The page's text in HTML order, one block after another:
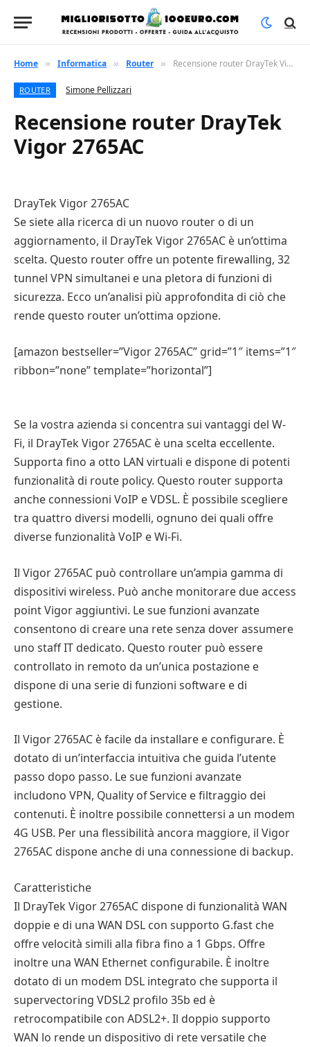
Home » Informatica » Router » Recensione router DrayTek Vigor 2765AC
ROUTER Simone Pellizzari
Recensione router DrayTek
Vigor 2765AC
DrayTek Vigor 2765AC
Se siete alla ricerca di un nuovo router o di un
aggiornamento, il DrayTek Vigor 2765AC è un’ottima
scelta. Questo router offre un potente firewalling, 32
tunnel VPN simultanei e una pletora di funzioni di
sicurezza. Ecco un’analisi più approfondita di ciò che
rende questo router un’ottima opzione.
[amazon bestseller=”Vigor 2765AC” grid=”1″ items=”1″
ribbon=”none” template=”horizontal”]
Se la vostra azienda si concentra sui vantaggi del W-
Fi, il DrayTek Vigor 2765AC è una scelta eccellente.
Supporta fino a otto LAN virtuali e dispone di potenti
funzionalità di route policy. Questo router supporta
anche connessioni VoIP e VDSL. È possibile scegliere
tra quattro diversi modelli, ognuno dei quali offre
diverse funzionalità VoIP e Wi-Fi.
Il Vigor 2765AC può controllare un’ampia gamma di
dispositivi wireless. Può anche monitorare due access
point Vigor aggiuntivi. Le sue funzioni avanzate
consentono di creare una rete senza dover assumere
uno staff IT dedicato. Questo router può essere
controllato in remoto da un’unica postazione e
dispone di una serie di funzioni software e di
gestione.
Il Vigor 2765AC è facile da installare e configurare. È
dotato di un’interfaccia intuitiva che guida l’utente
passo dopo passo. Le sue funzioni avanzate
includono VPN, Quality of Service e filtraggio dei
contenuti. È inoltre possibile connettersi a un modem
4G USB. Per una flessibilità ancora maggiore, il Vigor
2765AC dispone anche di una connessione di backup.
Caratteristiche
Il DrayTek Vigor 2765AC dispone di funzionalità WAN
doppie e di una WAN DSL con supporto G.fast che
offre velocità simili alla fibra fino a 1 Gbps. Offre
inoltre una WAN Ethernet configurabile. È inoltre
dotato di un modem DSL integrato che supporta il
supervectoring VDSL2 profilo 35b ed è
retrocompatibile con ADSL2+. Il doppio supporto
WAN lo rende un dispositivo di rete versatile che